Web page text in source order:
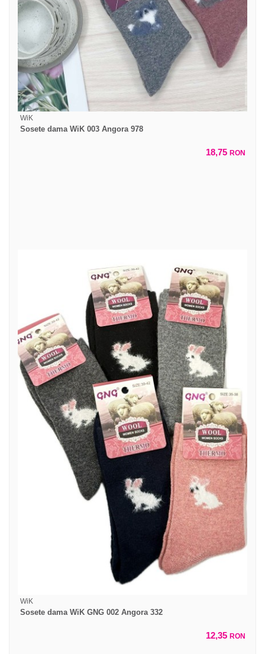
WiK
Sosete dama WiK 003 Angora 978
18,75 RON
WiK
Sosete dama WiK GNG 002 Angora 332
12,35 RON